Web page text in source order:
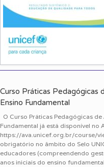
Curso Práticas Pedagógicas
Ensino Fundamental
O Curso Práticas Pedagógicas
Fundamental já está disponível no
https://ava.unicef.org.br/course/
obrigatório no âmbito do Selo
educadores (compreendendo
anos iniciais do ensino